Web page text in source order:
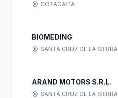
COTAGAITA
BIOMEDING
SANTA CRUZ DE LA SIERRA
ARAND MOTORS S.R.L.
SANTA CRUZ DE LA SIERRA